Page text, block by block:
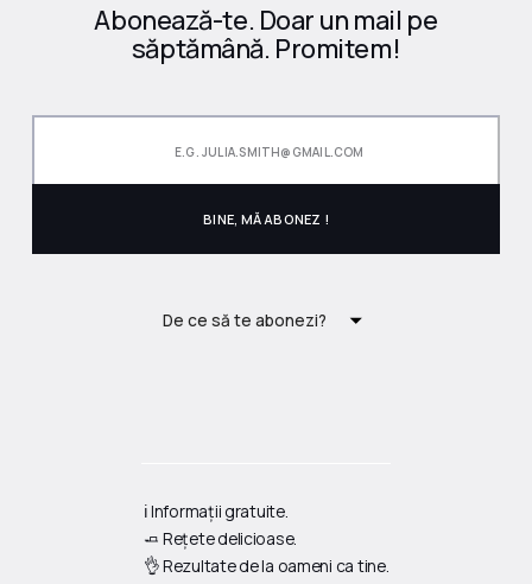
Abonează-te. Doar un mail pe
săptămână. Promitem!
De ce să te abonezi?
ℹ️ Informații gratuite.
🧈 Rețete delicioase.
👌 Rezultate de la oameni ca tine.